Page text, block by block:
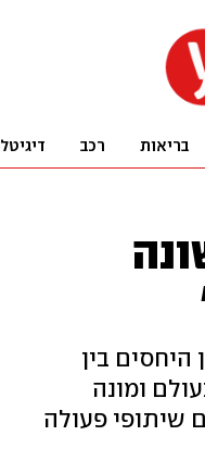
בריאות רכב דיגיטל
היחסים בין
ומונה
שיתופי פעולה